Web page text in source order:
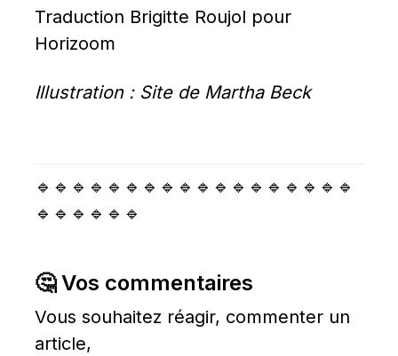
Traduction Brigitte Roujol pour
Horizoom
Illustration : Site de Martha Beck
🔹🔹🔹🔹🔹🔹🔹🔹🔹🔹🔹🔹🔹🔹🔹🔹🔹🔹
🔹🔹🔹🔹🔹🔹
🤔 Vos commentaires
Vous souhaitez réagir, commenter un
article,